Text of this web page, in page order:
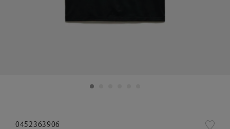
0452363906